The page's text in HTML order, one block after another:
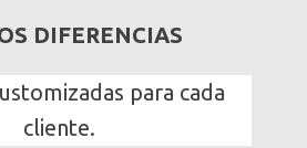
DIFERENCIAS
para cada
cliente.